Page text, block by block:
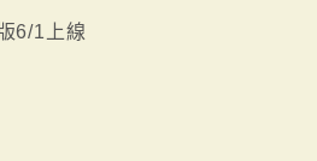
6/1上線